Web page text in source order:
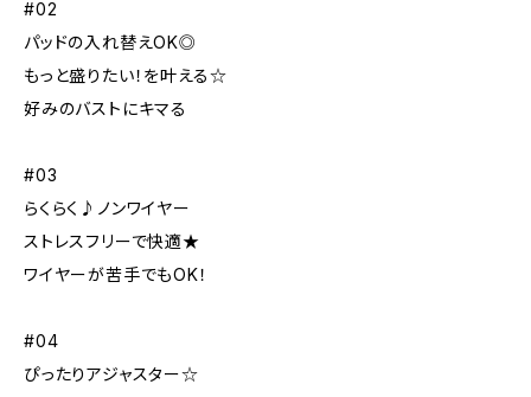
#02
パッドの入れ替えOK◎
もっと盛りたい！を叶える☆
好みのバストにキマる
#03
らくらく♪ノンワイヤー
ストレスフリーで快適★
ワイヤーが苦手でもOK！
#04
ぴったりアジャスター☆